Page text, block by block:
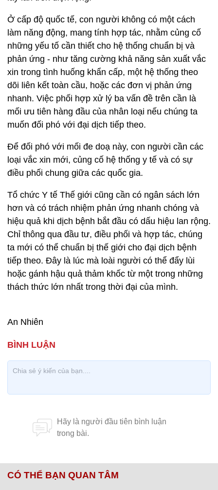
Ở cấp độ quốc tế, con người không có một cách
làm năng động, mang tính hợp tác, nhằm củng cố
những yếu tố cần thiết cho hệ thống chuẩn bị và
phản ứng - như tăng cường khả năng sản xuất vắc
xin trong tình huống khẩn cấp, một hệ thống theo
dõi liên kết toàn cầu, hoặc các đơn vị phản ứng
nhanh. Việc phối hợp xử lý ba vấn đề trên cần là
mối ưu tiên hàng đầu của nhân loại nếu chúng ta
muốn đối phó với đại dịch tiếp theo.
Để đối phó với mối đe doạ này, con người cần các
loại vắc xin mới, củng cố hệ thống y tế và có sự
điều phối chung giữa các quốc gia.
Tổ chức Y tế Thế giới cũng cần có ngân sách lớn
hơn và có trách nhiệm phản ứng nhanh chóng và
hiệu quả khi dịch bệnh bắt đầu có dấu hiệu lan rộng.
Chỉ thông qua đầu tư, điều phối và hợp tác, chúng
ta mới có thể chuẩn bị thế giới cho đại dịch bệnh
tiếp theo. Đây là lúc mà loài người có thể đẩy lùi
hoặc gánh hậu quả thảm khốc từ một trong những
thách thức lớn nhất trong thời đại của mình.
An Nhiên
CÓ THỂ BẠN QUAN TÂM